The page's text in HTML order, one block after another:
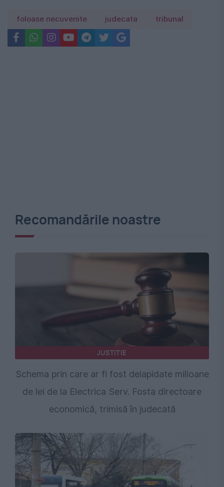
foloase necuvenite judecata tribunal
Recomandările noastre
JUSTITIE
Schema prin care ar fi fost delapidate milioane
de lei de la Electrica Serv. Fosta directoare
economică, trimisă în judecată